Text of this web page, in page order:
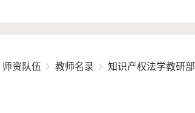
师资队伍 教师名录 知识产权法学教研部